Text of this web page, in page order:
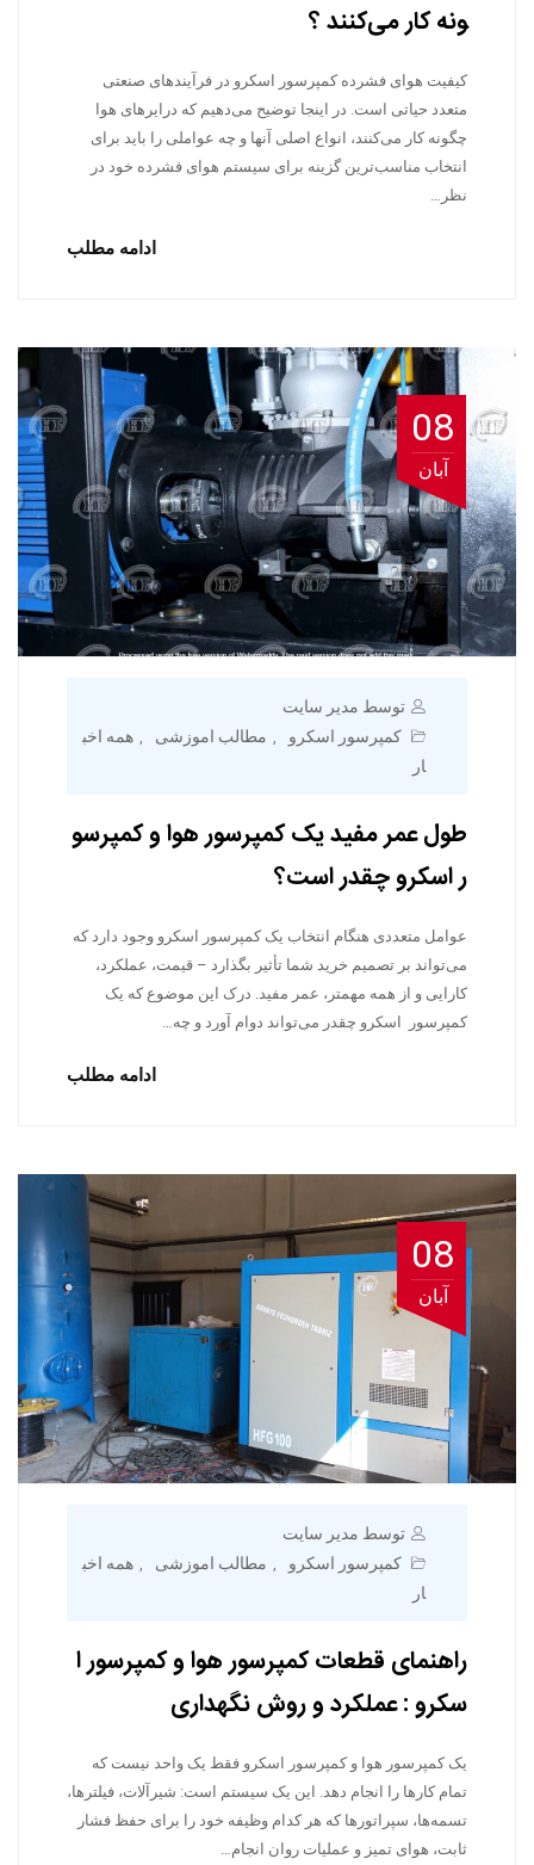
ونه کار می‌کنند ؟
کیفیت هوای فشرده کمپرسور اسکرو در فرآیندهای صنعتی
متعدد حیاتی است. در اینجا توضیح می‌دهیم که درایرهای هوا
چگونه کار می‌کنند، انواع اصلی آنها و چه عواملی را باید برای
انتخاب مناسب‌ترین گزینه برای سیستم هوای فشرده خود در
نظر…
ادامه مطلب
08
آبان
توسط مدیر سایت
کمپرسور اسکرو
, مطالب اموزشی , همه اخب
ار
طول عمر مفید یک کمپرسور هوا و کمپرسو
ر اسکرو چقدر است؟
عوامل متعددی هنگام انتخاب یک کمپرسور اسکرو وجود دارد که
می‌تواند بر تصمیم خرید شما تأثیر بگذارد – قیمت، عملکرد،
کارایی و از همه مهمتر، عمر مفید. درک این موضوع که یک
کمپرسور اسکرو چقدر می‌تواند دوام آورد و چه…
ادامه مطلب
08
آبان
توسط مدیر سایت
کمپرسور اسکرو
, مطالب اموزشی , همه اخب
ار
راهنمای قطعات کمپرسور هوا و کمپرسور ا
سکرو : عملکرد و روش نگهداری
یک کمپرسور هوا و کمپرسور اسکرو فقط یک واحد نیست که
تمام کارها را انجام دهد. این یک سیستم است: شیرآلات، فیلترها،
تسمه‌ها، سپراتورها که هر کدام وظیفه خود را برای حفظ فشار
ثابت، هوای تمیز و عملیات روان انجام…